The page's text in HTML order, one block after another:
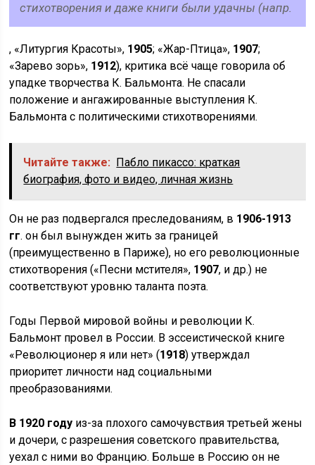
стихотворения и даже книги были удачны (напр.
, «Литургия Красоты», 1905; «Жар-Птица», 1907;
«Зарево зорь», 1912), критика всё чаще говорила об
упадке творчества К. Бальмонта. Не спасали
положение и ангажированные выступления К.
Бальмонта с политическими стихотворениями.
Читайте также:
Пабло пикассо: краткая
биография, фото и видео, личная жизнь
Он не раз подвергался преследованиям, в 1906-1913
гг. он был вынужден жить за границей
(преимущественно в Париже), но его революционные
стихотворения («Песни мстителя», 1907, и др.) не
соответствуют уровню таланта поэта.
Годы Первой мировой войны и революции К.
Бальмонт провел в России. В эссеистической книге
«Революционер я или нет» (1918) утверждал
приоритет личности над социальными
преобразованиями.
В 1920 году из-за плохого самочувствия третьей жены
и дочери, с разрешения советского правительства,
уехал с ними во Францию. Больше в Россию он не